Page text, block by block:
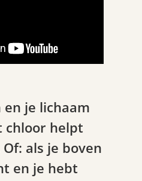
je lichaam
chloor helpt
als je boven
en je hebt